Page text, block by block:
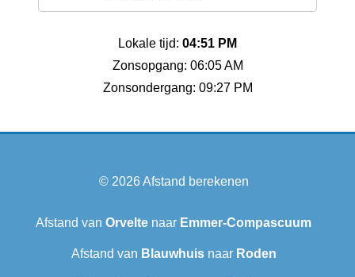
Lokale tijd: 04:51 PM
Zonsopgang: 06:05 AM
Zonsondergang: 09:27 PM
© 2026Afstand berekenen
Afstand van Orvelte naar Emmer-Compascuum
Afstand van Blauwhuisnaar Roden